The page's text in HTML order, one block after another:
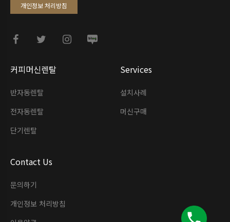
커피머신렌탈
반자동렌탈
전자동렌탈
단기렌탈
Services
설치사례
머신구매
Contact Us
문의하기
개인정보 처리방침
개인정보 처리방침